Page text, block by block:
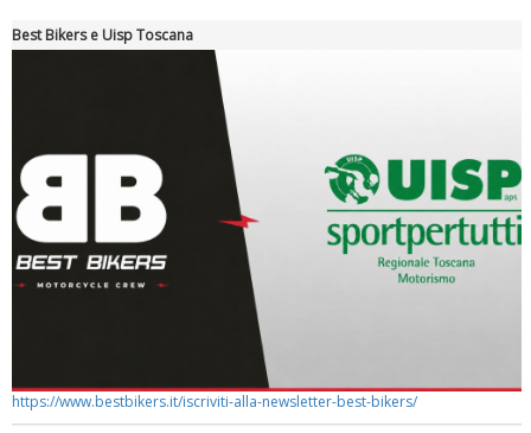
Tiziano Pesce a Radio InBlu2000 traccia il bilancio della stagione
Best Bikers e Uisp Toscana
https://www.bestbikers.it/iscriviti-alla-newsletter-best-bikers/